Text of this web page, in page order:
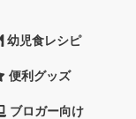
幼児食レシピ
便利グッズ
ブロガー向け